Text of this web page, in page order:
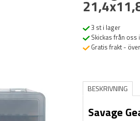
3 st i lager
Skickas från oss
Gratis frakt -
BESKRIVNING
Savage